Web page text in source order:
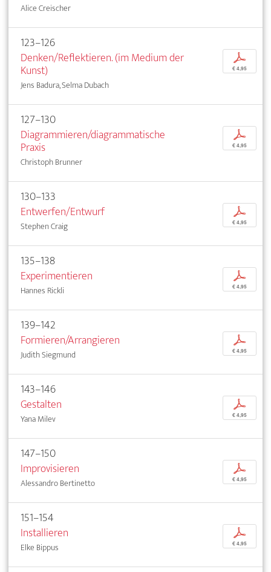
Alice Creischer
123–126
Denken/Reflektieren. (im Medium der
Kunst)
Jens Badura, Selma Dubach
p
€ 4,95
127–130
Diagrammieren/diagrammatische
Praxis
Christoph Brunner
p
€ 4,95
130–133
Entwerfen/Entwurf
Stephen Craig
p
€ 4,95
135–138
Experimentieren
Hannes Rickli
p
€ 4,95
139–142
Formieren/Arrangieren
Judith Siegmund
p
€ 4,95
143–146
Gestalten
Yana Milev
p
€ 4,95
147–150
Improvisieren
Alessandro Bertinetto
p
€ 4,95
151–154
Installieren
Elke Bippus
p
€ 4,95